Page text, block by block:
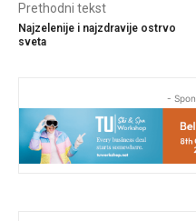
Prethodni tekst
Najzelenije i najzdravije ostrvo
sveta
-